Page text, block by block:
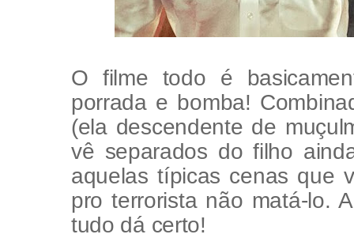
O filme todo é
porrada e bomba!
(ela descendente de
vê separados do filho
aquelas típicas cenas que
pro terrorista não matá-lo.
tudo dá certo!